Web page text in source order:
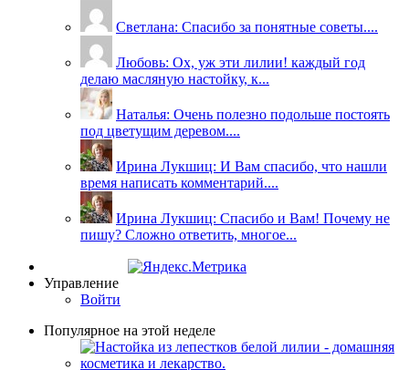
Светлана: Спасибо за понятные советы....
Любовь: Ох, уж эти лилии! каждый год
делаю масляную настойку, к...
Наталья: Очень полезно подольше постоять
под цветущим деревом....
Ирина Лукшиц: И Вам спасибо, что нашли
время написать комментарий....
Ирина Лукшиц: Спасибо и Вам! Почему не
пишу? Сложно ответить, многое...
Управление
Войти
Популярное на этой неделе